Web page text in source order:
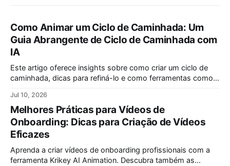
Como Animar um Ciclo de Caminhada: Um
Guia Abrangente de Ciclo de Caminhada com
IA
Este artigo oferece insights sobre como criar um ciclo de
caminhada, dicas para refiná-lo e como ferramentas como a
um ciclo de caminhada.
Jul 10, 2026
Melhores Práticas para Vídeos de
Onboarding: Dicas para Criação de Vídeos
Eficazes
Aprenda a criar vídeos de onboarding profissionais com a
ferramenta Krikey AI Animation. Descubra também as